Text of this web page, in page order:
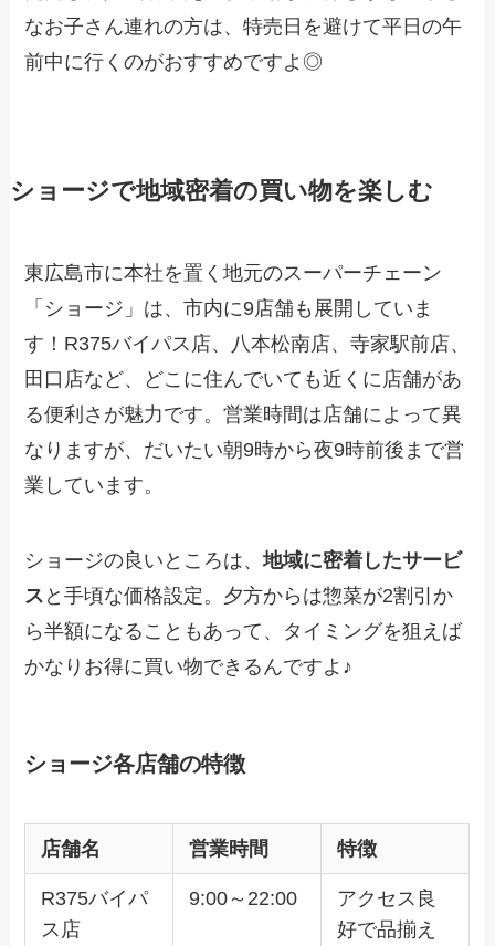
なお子さん連れの方は、特売日を避けて平日の午
前中に行くのがおすすめですよ◎
ショージで地域密着の買い物を楽しむ
東広島市に本社を置く地元のスーパーチェーン
「ショージ」は、市内に9店舗も展開していま
す！R375バイパス店、八本松南店、寺家駅前店、
田口店など、どこに住んでいても近くに店舗があ
る便利さが魅力です。営業時間は店舗によって異
なりますが、だいたい朝9時から夜9時前後まで営
業しています。
ショージの良いところは、地域に密着したサービ
ス と手頃な価格設定。夕方からは惣菜が2割引か
ら半額になることもあって、タイミングを狙えば
かなりお得に買い物できるんですよ♪
ショージ各店舗の特徴
店舗名 営業時間 特徴
R375バイパ
ス店
9:00～22:00
アクセス良
好で品揃え